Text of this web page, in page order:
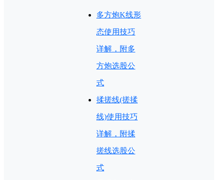
多方炮K线形
态使用技巧
详解，附多
方炮选股公
式
揉搓线(搓揉
线)使用技巧
详解，附揉
搓线选股公
式